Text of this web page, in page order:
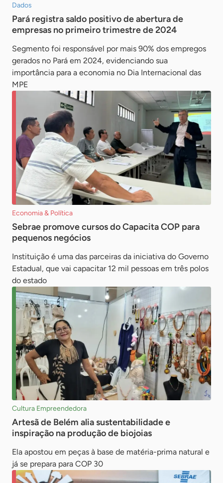
Dados
Pará registra saldo positivo de abertura de
empresas no primeiro trimestre de 2024
Segmento foi responsável por mais 90% dos empregos
gerados no Pará em 2024, evidenciando sua
importância para a economia no Dia Internacional das
MPE
Economia & Política
Sebrae promove cursos do Capacita COP para
pequenos negócios
Instituição é uma das parceiras da iniciativa do Governo
Estadual, que vai capacitar 12 mil pessoas em três polos
do estado
Cultura Empreendedora
Artesã de Belém alia sustentabilidade e
inspiração na produção de biojoias
Ela apostou em peças à base de matéria-prima natural e
já se prepara para COP 30